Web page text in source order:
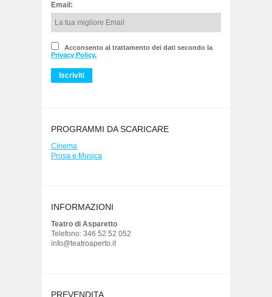
Email:
Acconsento al trattamento dei dati secondo la
Privacy Policy.
PROGRAMMI DA SCARICARE
Cinema
Prosa e Musica
INFORMAZIONI
Teatro di Asparetto
Telefono: 346 52 52 052
info@teatroaperto.it
PREVENDITA